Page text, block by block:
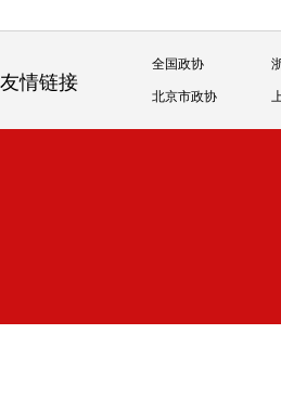
友情链接
全国政协
北京市政协